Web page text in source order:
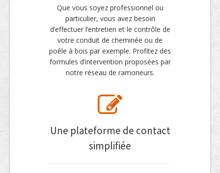
Que vous soyez professionnel ou
particulier, vous avez besoin
d’effectuer l’entretien et le contrôle de
votre conduit de cheminée ou de
poêle à bois par exemple. Profitez des
formules d’intervention proposées par
notre réseau de ramoneurs.
Une plateforme de contact
simplifiée